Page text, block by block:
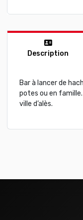
Description
Bar à lancer de
potes ou en
ville d’alès.